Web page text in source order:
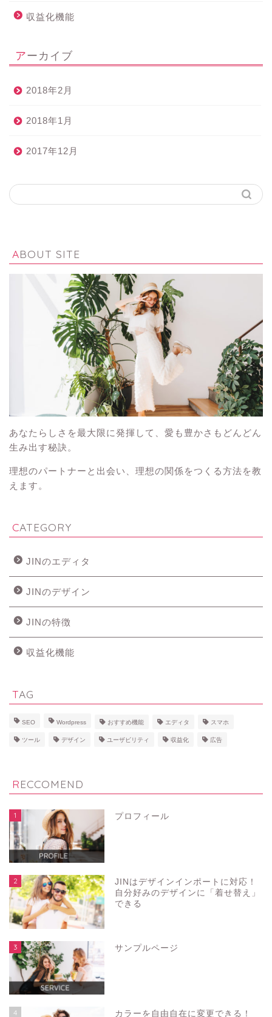
収益化機能
アーカイブ
2018年2月
2018年1月
2017年12月
ABOUT SITE
あなたらしさを最大限に発揮して、愛も豊かさもどんどん
生み出す秘訣。
理想のパートナーと出会い、理想の関係をつくる方法を教
えます。
CATEGORY
JINのエディタ
JINのデザイン
JINの特徴
収益化機能
TAG
SEO Wordpress おすすめ機能 エディタ スマホ
ツール デザイン ユーザビリティ 収益化 広告
RECCOMEND
1 プロフィール
2
JINはデザインインポートに対応！
自分好みのデザインに「着せ替え」
できる
3 サンプルページ
4 カラーを自由自在に変更できる！